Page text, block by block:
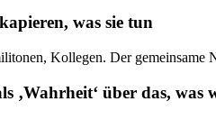
was sie tun
Kollegen. Der
‚Wahrheit‘ über das, was